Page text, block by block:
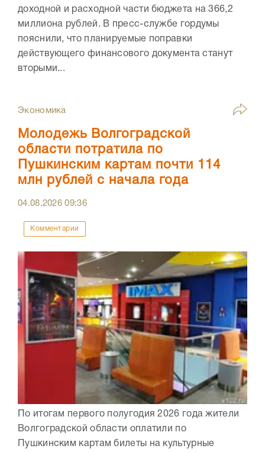
доходной и расходной части бюджета на 366,2
миллиона рублей. В пресс-службе гордумы
пояснили, что планируемые поправки
действующего финансового документа станут
вторыми...
Экономика
Молодежь Волгоградской
области потратила по
Пушкинским картам почти 114
млн рублей с начала года
04.08.202609:36
Комментарии
По итогам первого полугодия 2026 года жители
Волгоградской области оплатили по
Пушкинским картам билеты на культурные